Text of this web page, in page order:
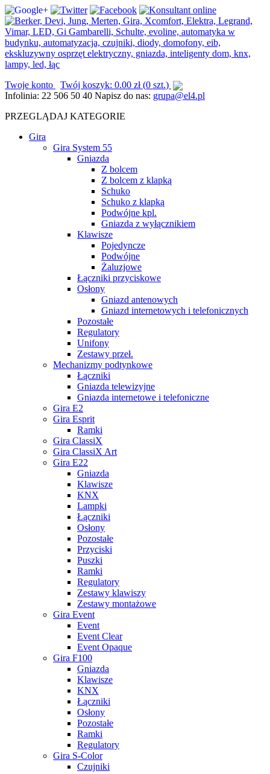
Twoje konto Twój koszyk: 0.00 zł(0 szt.)
Infolinia: 22 506 50 40 Napisz do nas: grupa@el4.pl
PRZEGLĄDAJ KATEGORIE
Gira
Gira System 55
Gniazda
Z bolcem
Z bolcem z klapką
Schuko
Schuko z klapką
Podwójne kpl.
Gniazda z wyłącznikiem
Klawisze
Pojedyncze
Podwójne
Żaluzjowe
Łączniki przyciskowe
Osłony
Gniazd antenowych
Gniazd internetowych i telefonicznych
Pozostałe
Regulatory
Unifony
Zestawy przeł.
Mechanizmy podtynkowe
Łączniki
Gniazda telewizyjne
Gniazda internetowe i telefoniczne
Gira E2
Gira Esprit
Ramki
Gira ClassiX
Gira ClassiX Art
Gira E22
Gniazda
Klawisze
KNX
Lampki
Łączniki
Osłony
Pozostałe
Przyciski
Puszki
Ramki
Regulatory
Zestawy klawiszy
Zestawy montażowe
Gira Event
Event
Event Clear
Event Opaque
Gira F100
Gniazda
Klawisze
KNX
Łączniki
Osłony
Pozostałe
Ramki
Regulatory
Gira S-Color
Czujniki